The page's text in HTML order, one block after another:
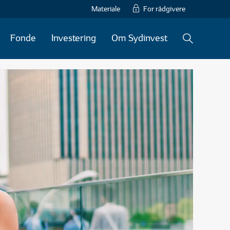
Materiale For rådgivere
Fonde Investering Om Sydinvest